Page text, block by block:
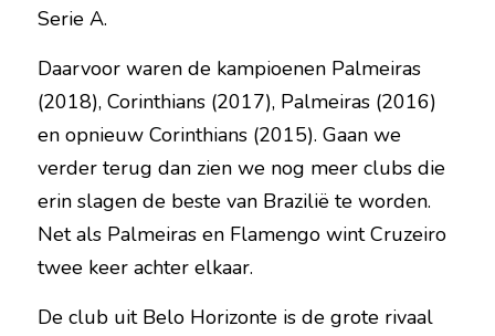
Serie A.
Daarvoor waren de kampioenen Palmeiras
(2018), Corinthians (2017), Palmeiras (2016)
en opnieuw Corinthians (2015). Gaan we
verder terug dan zien we nog meer clubs die
erin slagen de beste van Brazilië te worden.
Net als Palmeiras en Flamengo wint Cruzeiro
twee keer achter elkaar.
De club uit Belo Horizonte is de grote rivaal